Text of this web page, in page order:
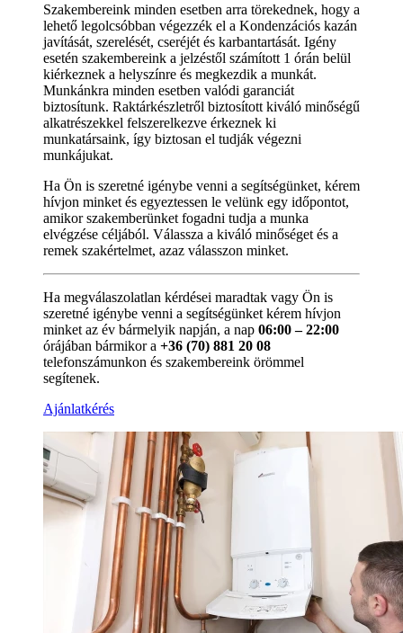
Szakembereink minden esetben arra törekednek, hogy a
lehető legolcsóbban végezzék el a Kondenzációs kazán
javítását, szerelését, cseréjét és karbantartását. Igény
esetén szakembereink a jelzéstől számított 1 órán belül
kiérkeznek a helyszínre és megkezdik a munkát.
Munkánkra minden esetben valódi garanciát
biztosítunk. Raktárkészletről biztosított kiváló minőségű
alkatrészekkel felszerelkezve érkeznek ki
munkatársaink, így biztosan el tudják végezni
munkájukat.
Ha Ön is szeretné igénybe venni a segítségünket, kérem
hívjon minket és egyeztessen le velünk egy időpontot,
amikor szakemberünket fogadni tudja a munka
elvégzése céljából. Válassza a kiváló minőséget és a
remek szakértelmet, azaz válasszon minket.
Ha megválaszolatlan kérdései maradtak vagy Ön is
szeretné igénybe venni a segítségünket kérem hívjon
minket az év bármelyik napján, a nap 06:00 – 22:00
órájában bármikor a +36 (70) 881 20 08
telefonszámunkon és szakembereink örömmel
segítenek.
Ajánlatkérés